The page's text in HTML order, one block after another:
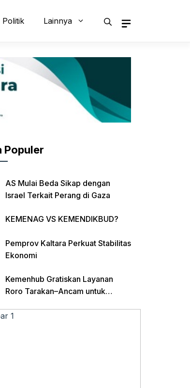
Politik Lainnya
Populer
AS Mulai Beda Sikap dengan
Israel Terkait Perang di Gaza
KEMENAG VS KEMENDIKBUD?
Pemprov Kaltara Perkuat Stabilitas
Ekonomi
Kemenhub Gratiskan Layanan
Roro Tarakan–Ancam untuk